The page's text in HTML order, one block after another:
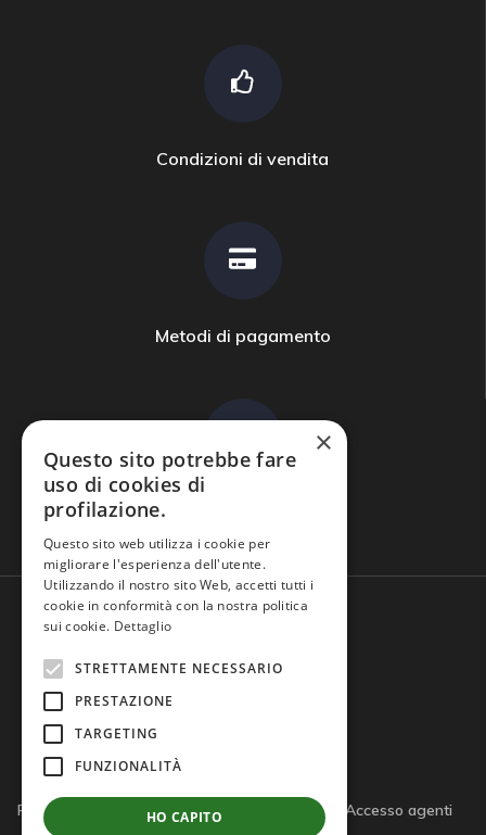
Condizioni di vendita
Metodi di pagamento
Domande frequenti
Privacy policy Cookie policy Note legali
Accesso agenti
×
Questo sito potrebbe fare
uso di cookies di
profilazione.
Questo sito web utilizza i cookie per
migliorare l'esperienza dell'utente.
Utilizzando il nostro sito Web, accetti tutti i
cookie in conformità con la nostra politica
sui cookie. Dettaglio
STRETTAMENTE NECESSARIO
PRESTAZIONE
TARGETING
FUNZIONALITÀ
HO CAPITO